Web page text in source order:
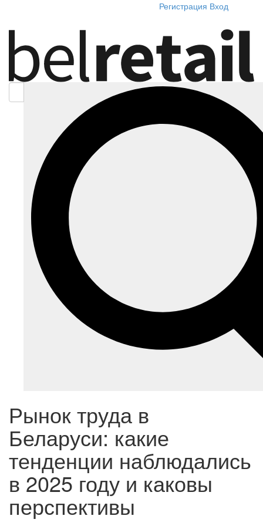
Регистрация Вход
Рынок труда в
Беларуси: какие
тенденции наблюдались
в 2025 году и каковы
перспективы